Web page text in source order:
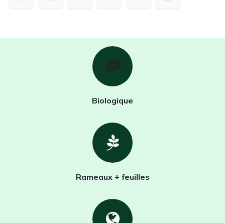
Biologique
Rameaux + feuilles